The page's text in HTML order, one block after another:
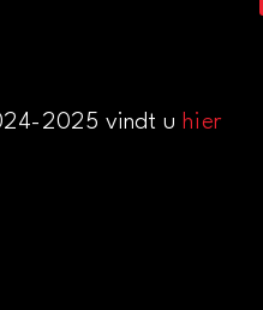
2025 vindt u hier